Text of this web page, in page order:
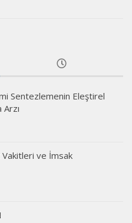
Sentezlemenin Eleştirel
Vakitleri ve İmsak